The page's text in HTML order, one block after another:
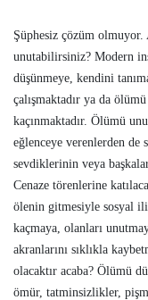
Şüphesiz çözüm olmuyor.
unutabilirsiniz? Modern
düşünmeye, kendini
çalışmaktadır ya da
kaçınmaktadır. Ölümü
eğlenceye verenlerden de
sevdiklerinin veya
Cenaze törenlerine
ölenin gitmesiyle sosyal
kaçmaya, olanları
akranlarını sıklıkla
olacaktır acaba? Ölümü
ömür, tatminsizlikler,